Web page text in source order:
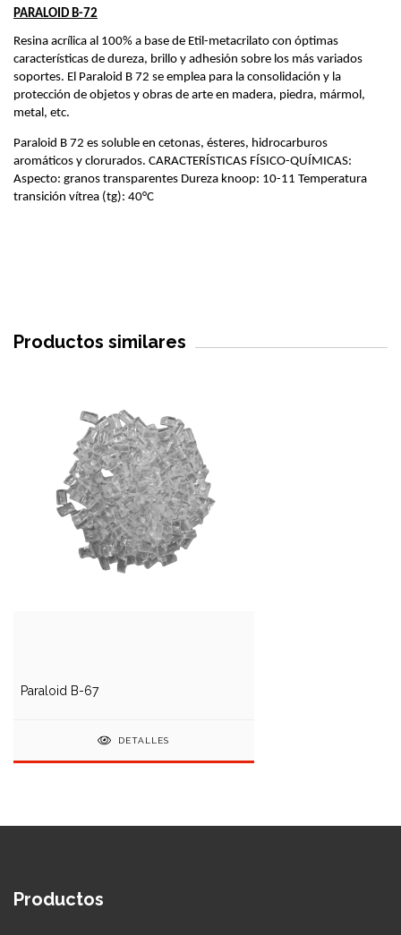
PARALOID B-72
Resina acrílica al 100% a base de Etil-metacrilato con óptimas
características de dureza, brillo y adhesión sobre los más variados
soportes. El Paraloid B 72 se emplea para la consolidación y la
protección de objetos y obras de arte en madera, piedra, mármol,
metal, etc.
Paraloid B 72 es soluble en cetonas, ésteres, hidrocarburos
aromáticos y clorurados. CARACTERÍSTICAS FÍSICO-QUÍMICAS:
Aspecto: granos transparentes Dureza knoop: 10-11 Temperatura
transición vítrea (tg): 40°C
Productos similares
Paraloid B-67
DETALLES
Productos